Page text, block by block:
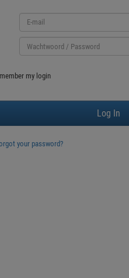
my login
your password?